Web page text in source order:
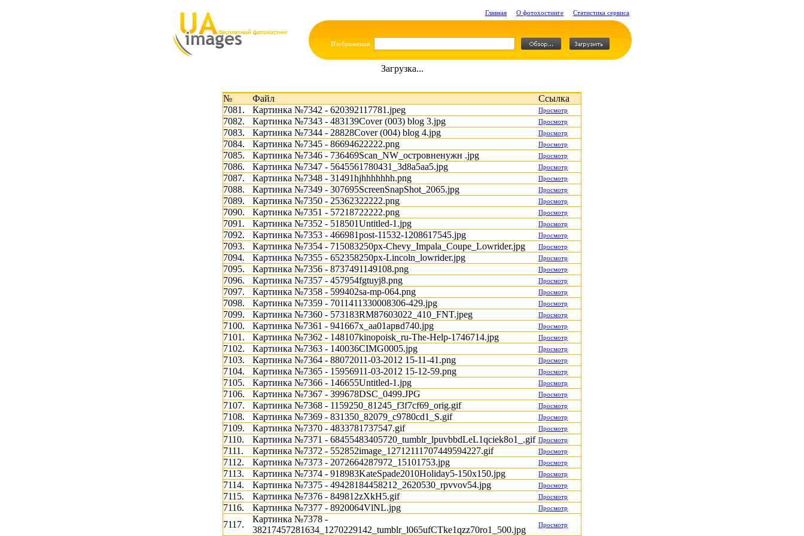
Главная О фотохостинге Статистика сервиса
Изображения:
Загрузка...
№ Файл
Ссылка
7081.
Картинка №7342 - 620392117781.jpeg Просмотр
7082. Картинка №7343 - 483139Cover (003) blog 3.jpg Просмотр
7083. Картинка №7344 - 28828Cover (004) blog 4.jpg Просмотр
7084. Картинка №7345 - 86694622222.png Просмотр
7085. Картинка №7346 - 736469Scan_NW_островненужн .jpg Просмотр
7086. Картинка №7347 - 5645561780431_3d8a5aa5.jpg Просмотр
7087. Картинка №7348 - 31491hjhhhhhhh.png Просмотр
7088. Картинка №7349 - 307695ScreenSnapShot_2065.jpg Просмотр
7089. Картинка №7350 - 25362322222.png Просмотр
7090. Картинка №7351 - 57218722222.png Просмотр
7091. Картинка №7352 - 518501Untitled-1.jpg Просмотр
7092. Картинка №7353 - 466981post-11532-1208617545.jpg Просмотр
7093. Картинка №7354 - 715083250px-Chevy_Impala_Coupe_Lowrider.jpg Просмотр
7094. Картинка №7355 - 652358250px-Lincoln_lowrider.jpg Просмотр
7095. Картинка №7356 - 8737491149108.png Просмотр
7096. Картинка №7357 - 457954fgtuyj8.png Просмотр
7097. Картинка №7358 - 599402sa-mp-064.png Просмотр
7098. Картинка №7359 - 7011411330008306-429.jpg Просмотр
7099. Картинка №7360 - 573183RM87603022_410_FNT.jpeg Просмотр
7100. Картинка №7361 - 941667x_aa01арвd740.jpg Просмотр
7101. Картинка №7362 - 148107kinopoisk_ru-The-Help-1746714.jpg Просмотр
7102. Картинка №7363 - 140036CIMG0005.jpg Просмотр
7103. Картинка №7364 - 88072011-03-2012 15-11-41.png Просмотр
7104. Картинка №7365 - 15956911-03-2012 15-12-59.png Просмотр
7105. Картинка №7366 - 146655Untitled-1.jpg Просмотр
7106. Картинка №7367 - 399678DSC_0499.JPG Просмотр
7107. Картинка №7368 - 1159250_81245_f3f7cf69_orig.gif Просмотр
7108. Картинка №7369 - 831350_82079_c9780cd1_S.gif Просмотр
7109. Картинка №7370 - 4833781737547.gif Просмотр
7110. Картинка №7371 - 68455483405720_tumblr_lpuvbbdLeL1qciek8o1_.gif Просмотр
7111. Картинка №7372 - 552852image_12712111707449594227.gif Просмотр
7112. Картинка №7373 - 2072664287972_15101753.jpg Просмотр
7113. Картинка №7374 - 918983KateSpade2010Holiday5-150x150.jpg Просмотр
7114. Картинка №7375 - 49428184458212_2620530_rpvvov54.jpg Просмотр
7115. Картинка №7376 - 849812zXkH5.gif Просмотр
7116. Картинка №7377 - 8920064VlNL.jpg Просмотр
7117.
Картинка №7378 -
38217457281634_1270229142_tumblr_l065ufCTke1qzz70ro1_500.jpg
Просмотр